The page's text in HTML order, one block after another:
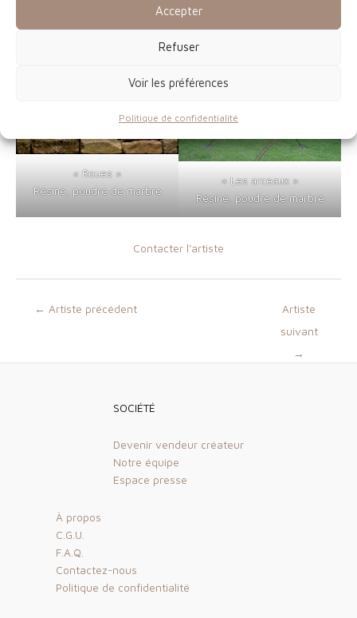
Accepter
Refuser
Voir les préférences
Politique de confidentialité
« Roues »
Résine, poudre de marbre
« Les arceaux »
Résine, poudre de marbre
Contacter l’artiste
Navigation
← Artiste précédent
Artiste
suivant
→
SOCIÉTÉ
Devenir vendeur créateur
Notre équipe
Espace presse
À propos
C.G.U.
F.A.Q.
Contactez-nous
Politique de confidentialité